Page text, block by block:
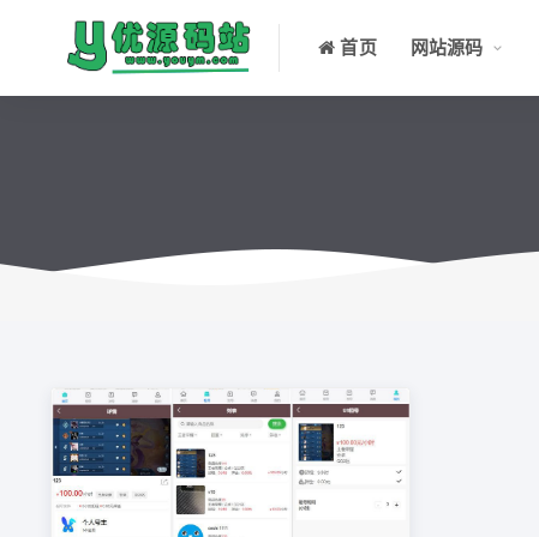
首页 网站源码